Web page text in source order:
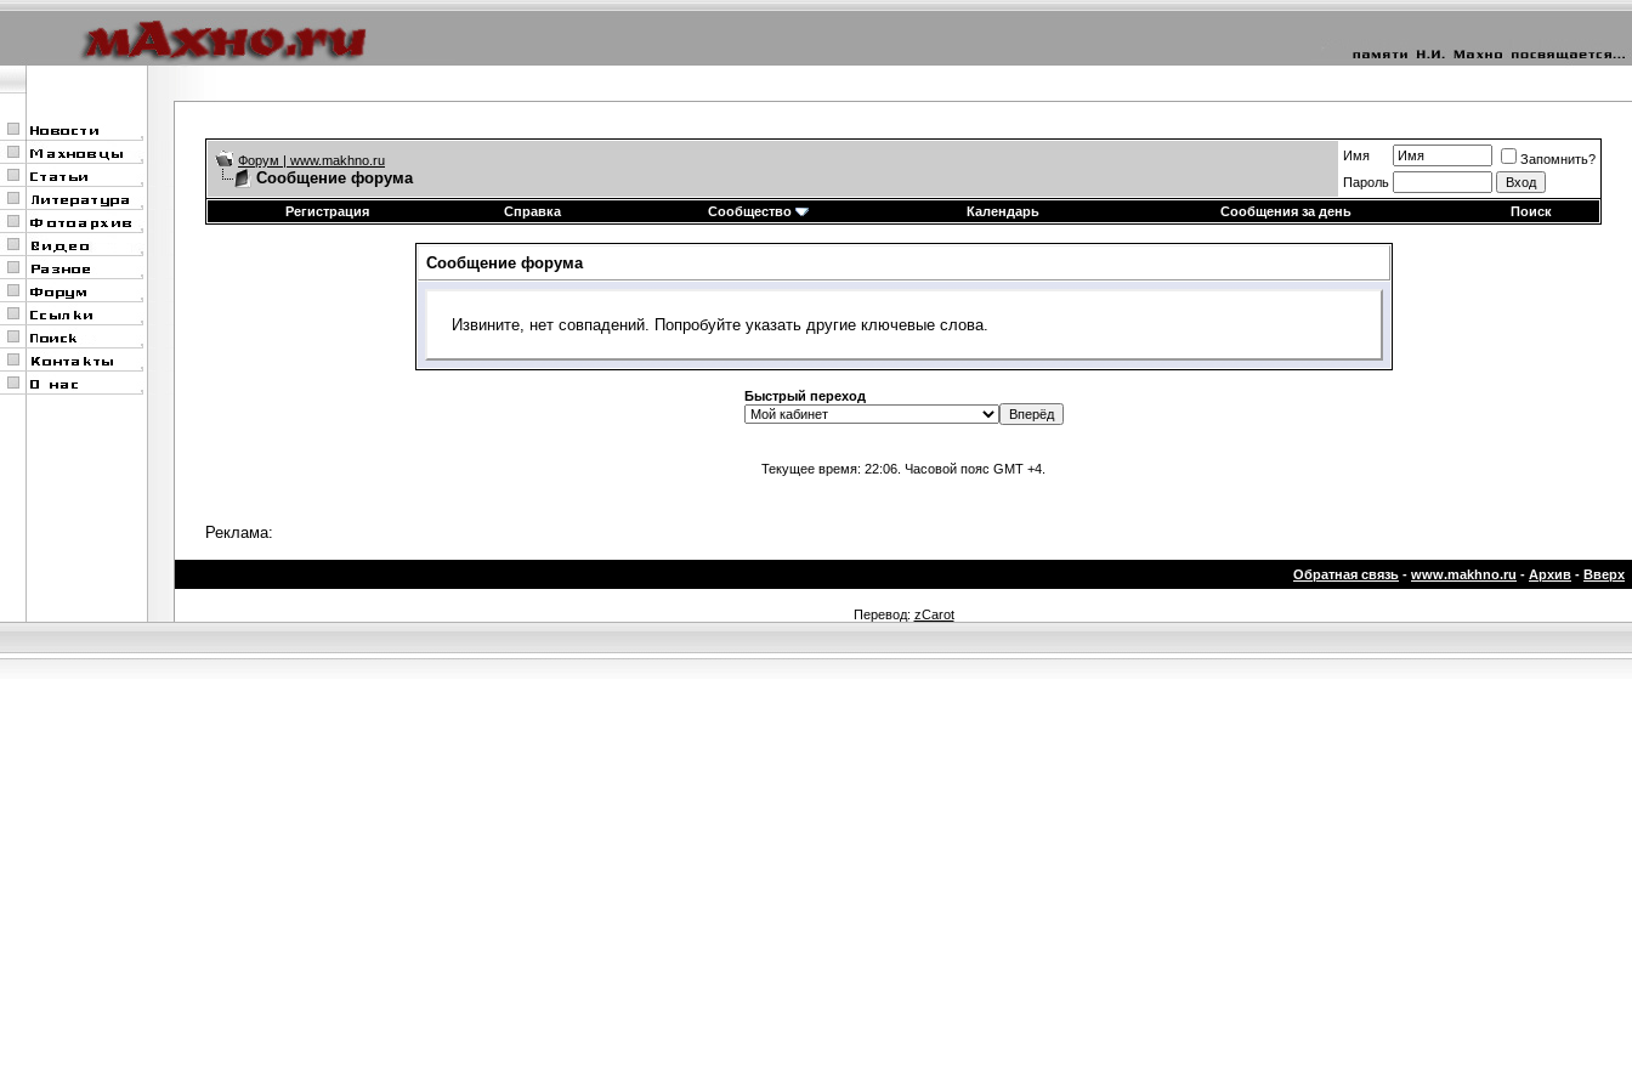
Форум | www.makhno.ru
Сообщение форума
Имя
Запомнить?
Пароль
Регистрация
Справка Сообщество Календарь Сообщения за день Поиск
Сообщение форума
Извините, нет совпадений. Попробуйте указать другие ключевые слова.
Быстрый переход
Текущее время: 22:06 . Часовой пояс GMT +4.
Реклама:
Обратная связь - www.makhno.ru - Архив - Вверх
Перевод: zCarot